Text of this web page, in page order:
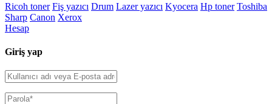
Ricoh toner Fiş yazıcı Drum Lazer yazıcı Kyocera Hp toner Toshiba
Sharp Canon Xerox
Hesap
Giriş yap